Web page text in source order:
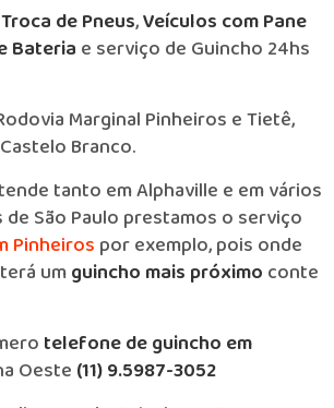
Troca de Pneus,Veículos com Pane
Bateria e serviço de Guincho 24hs
Marginal Pinheiros e Tietê,
Branco.
tanto em Alphaville e em vários
São Paulo prestamos o serviço
Pinheiros por exemplo, pois onde
umguincho mais próximo conte
telefone de guincho em
Oeste (11) 9.5987-3052